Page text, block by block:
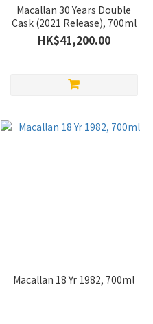
Macallan 30 Years Double
Cask (2021 Release), 700ml
HK$41,200.00
Macallan 18 Yr 1982, 700ml